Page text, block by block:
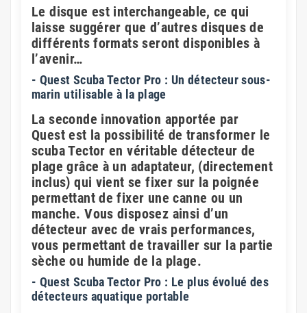
Le disque est interchangeable, ce qui
laisse suggérer que d’autres disques de
différents formats seront disponibles à
l’avenir…
- Quest Scuba Tector Pro : Un détecteur sous-
marin utilisable à la plage
La seconde innovation apportée par
Quest est la possibilité de transformer le
scuba Tector en véritable détecteur de
plage grâce à un adaptateur, (directement
inclus) qui vient se fixer sur la poignée
permettant de fixer une canne ou un
manche. Vous disposez ainsi d’un
détecteur avec de vrais performances,
vous permettant de travailler sur la partie
sèche ou humide de la plage.
- Quest Scuba Tector Pro : Le plus évolué des
détecteurs aquatique portable